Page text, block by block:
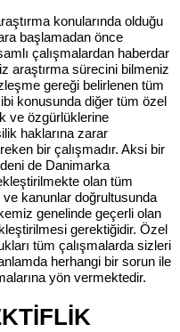
konularında olduğu
başlamadan önce
çalışmalardan haberdar
araştırma sürecini bilmeniz
gereği belirlenen tüm
konusunda diğer tüm özel
ve özgürlüklerine
haklarına zarar
bir çalışmadır. Aksi bir
de Danimarka
olan tüm
kanunlar doğrultusunda
genelinde geçerli olan
gerektiğidir. Özel
tüm çalışmalarda sizleri
herhangi bir sorun ile
yön vermektedir.